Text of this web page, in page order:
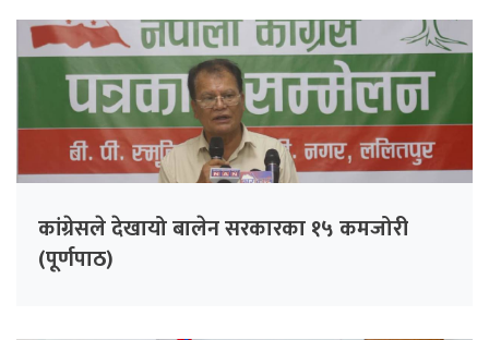
कांग्रेसले देखायो बालेन सरकारका १५ कमजोरी
(पूर्णपाठ)